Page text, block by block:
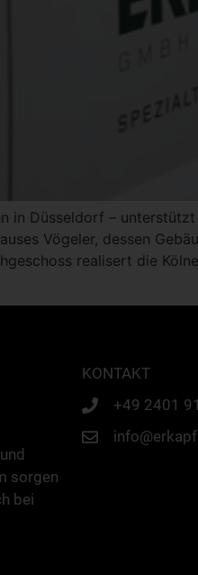
in Düsseldorf –
Vögeler, dessen
realisert die
sorgen
bei
KONTAKT
+49 2401